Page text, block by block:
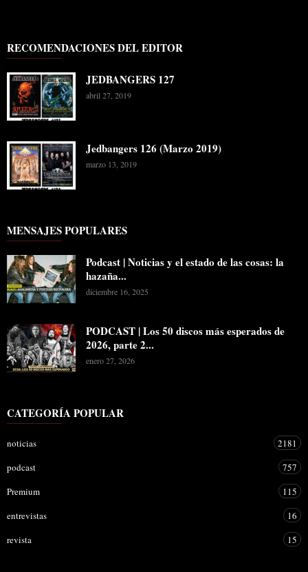
RECOMENDACIONES DEL EDITOR
JEDBANGERS 127
abril 27, 2019
Jedbangers 126 (Marzo 2019)
marzo 13, 2019
MENSAJES POPULARES
Podcast | Noticias y el estado de las cosas: la
hazaña...
diciembre 16, 2025
PODCAST | Los 50 discos más esperados de
2026, parte 2...
enero 27, 2026
CATEGORÍA POPULAR
noticias
2181
podcast
757
Premium
115
entrevistas
16
revista
15